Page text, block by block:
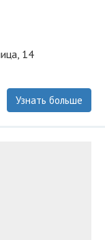
14
Узнать больше